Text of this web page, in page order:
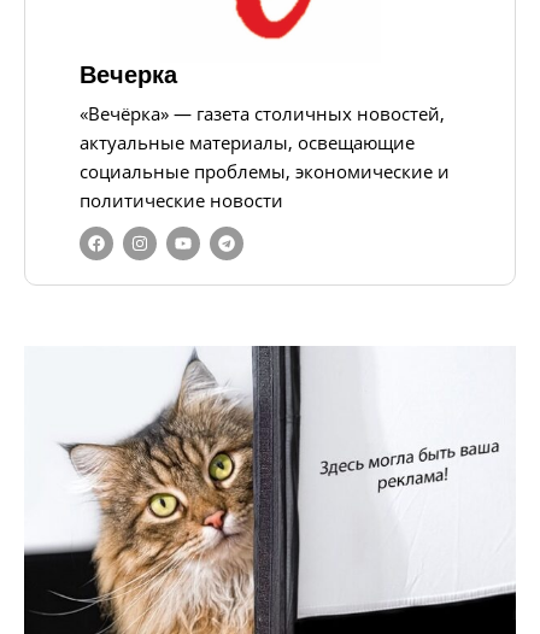
Вечерка
«Вечёрка» — газета столичных новостей,
актуальные материалы, освещающие
социальные проблемы, экономические и
политические новости